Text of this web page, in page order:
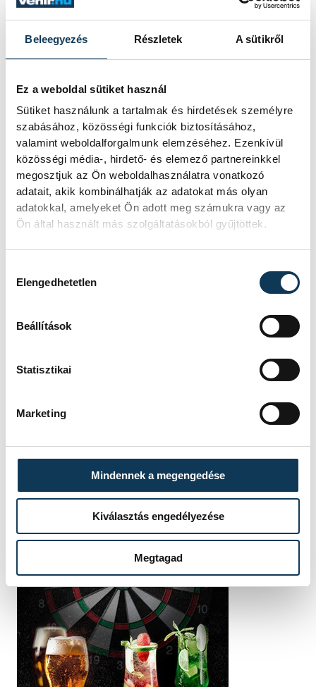
Beleegyezés Részletek A sütikről
Ez a weboldal sütiket használ
Sütiket használunk a tartalmak és hirdetések személyre
szabásához, közösségi funkciók biztosításához,
valamint weboldalforgalmunk elemzéséhez. Ezenkívül
közösségi média-, hirdető- és elemező partnereinkkel
megosztjuk az Ön weboldalhasználatra vonatkozó
adatait, akik kombinálhatják az adatokat más olyan
adatokkal, amelyeket Ön adott meg számukra vagy az
Ön által használt más szolgáltatásokból gyűjtöttek.
Elengedhetetlen
Beállítások
Statisztikai
Marketing
Mindennek a megengedése
Kiválasztás engedélyezése
Megtagad
3. Juhász Janka (Balaton Úszó Klub)
1:59:46.08
Betlehem Dávid
Sárkány Zalán
Veszprémi Sportuszoda
vehir.hu